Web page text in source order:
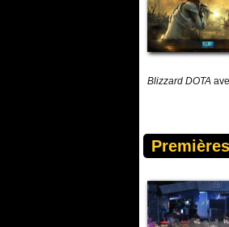
Blizzard DOTA